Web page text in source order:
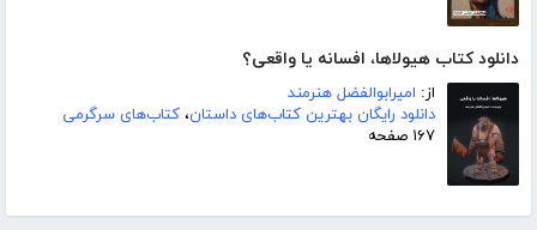
دانلود کتاب هیولاها، افسانه یا واقعی؟
از: امیرابوالفضل هنرمند
دانلود رایگان بهترین کتاب‌های داستان، کتاب‌های سرگرمی
۱۶۷ صفحه